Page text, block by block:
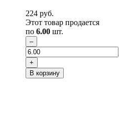
224 руб.
Этот товар продается
по 6.00 шт.
В корзину